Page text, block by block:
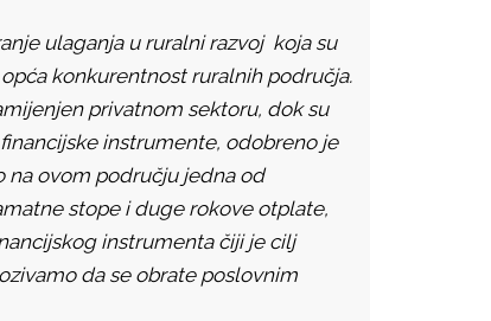
ulaganja u ruralni razvoj koja su
konkurentnost ruralnih područja.
privatnom sektoru, dok su
instrumente, odobreno je
na ovom području jedna od
stope i duge rokove otplate,
instrumenta čiji je cilj
da se obrate poslovnim